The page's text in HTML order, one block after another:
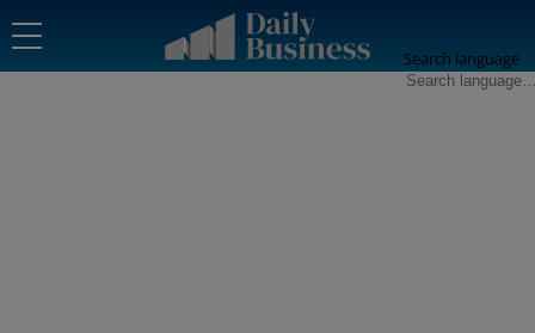
Search language